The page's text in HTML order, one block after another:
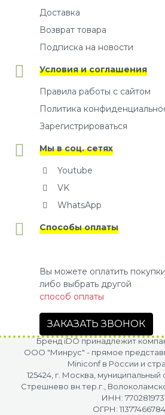
Доставка
Возврат товара
Подписка на новости
Условия и соглашения
Правила работы с сайтом
Политика
Зарегистрироваться
Мы в соц. сетях
Youtube
VK
WhatsApp
Способы оплаты
Вы можете оплатить
либо выбрать другой
способ оплаты
ЗАКАЗАТЬ ЗВОНОК
Бренд iDO принадлежит
OOO "Минрус" - прямое
Miniconf в России и
125424, г. Москва,
Стрешнево вн.тер.г.,
ИНН:
ОГРН: